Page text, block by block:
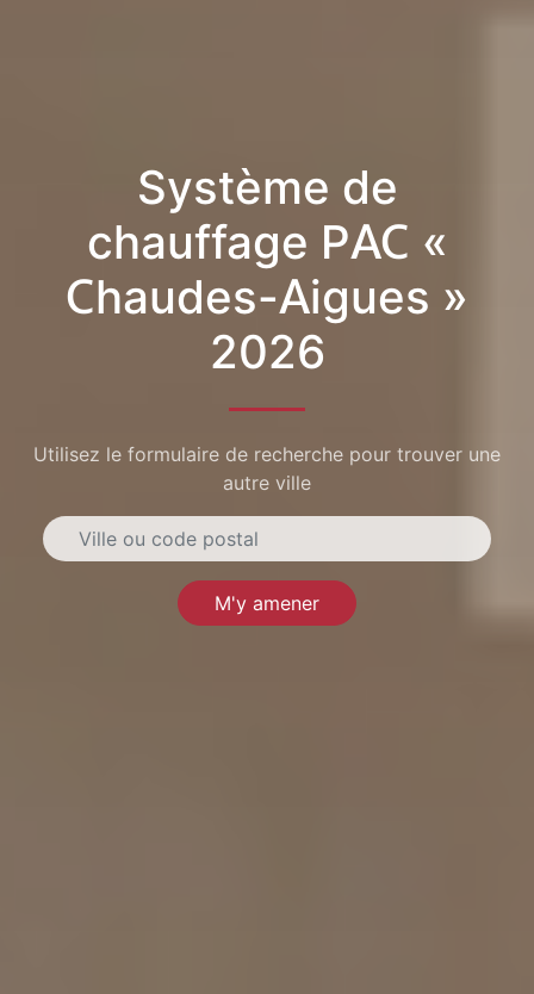
Système de
chauffage PAC «
Chaudes-Aigues »
2026
Utilisez le formulaire de recherche pour trouver une
autre ville
M'y amener